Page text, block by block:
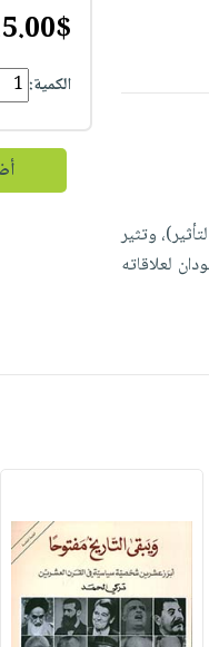
وتثير
لعلاقاته
الكمية: